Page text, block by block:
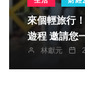
來個輕旅行
遊程 邀
林獻元